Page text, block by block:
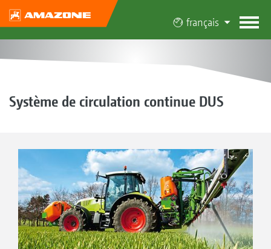
français
Système de circulation continue DUS